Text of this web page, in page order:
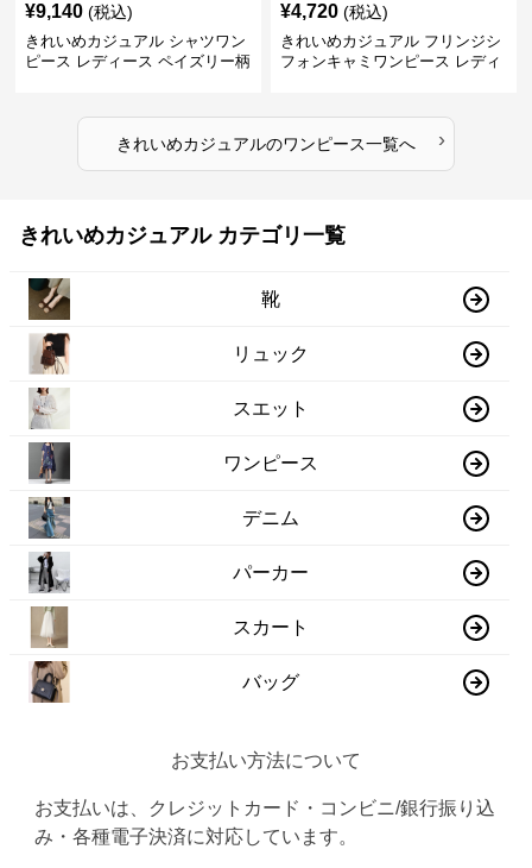
¥9,140 (税込)
きれいめカジュアル シャツワン
ピース レディース ペイズリー柄
¥4,720 (税込)
きれいめカジュアル フリンジシ
フォンキャミワンピース レディ
きれいめカジュアルのワンピース一覧へ ›
きれいめカジュアル カテゴリ一覧
靴
リュック
スエット
ワンピース
デニム
パーカー
スカート
バッグ
お支払い方法について
お支払いは、クレジットカード・コンビニ/銀行振り込
み・各種電子決済に対応しています。